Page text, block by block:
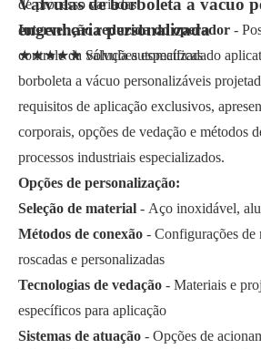
de processo variadas
Intervenção reduzida do operador -
controle da válvula automatizada
Válvulas de borboleta a vácuo
engenharia personalizada
★★★★★ Soluções específicas do
borboleta a vácuo personalizáveis
requisitos de aplicação exclusivos,
corporais, opções de vedação e métodos
processos industriais especializados.
Opções de personalização:
Seleção de material - Aço inoxidável,
Métodos de conexão - Configurações de
roscadas e personalizadas
Tecnologias de vedação - Materiais e
específicos para aplicação
Sistemas de atuação - Opções de